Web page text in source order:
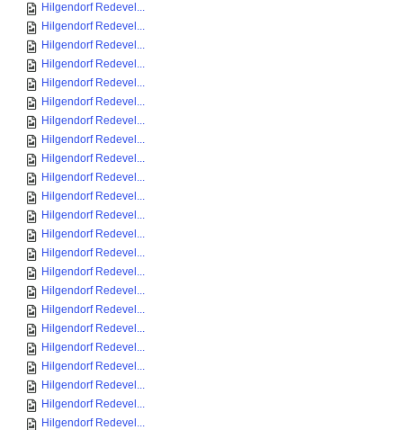
Hilgendorf Redevel...
Hilgendorf Redevel...
Hilgendorf Redevel...
Hilgendorf Redevel...
Hilgendorf Redevel...
Hilgendorf Redevel...
Hilgendorf Redevel...
Hilgendorf Redevel...
Hilgendorf Redevel...
Hilgendorf Redevel...
Hilgendorf Redevel...
Hilgendorf Redevel...
Hilgendorf Redevel...
Hilgendorf Redevel...
Hilgendorf Redevel...
Hilgendorf Redevel...
Hilgendorf Redevel...
Hilgendorf Redevel...
Hilgendorf Redevel...
Hilgendorf Redevel...
Hilgendorf Redevel...
Hilgendorf Redevel...
Hilgendorf Redevel...